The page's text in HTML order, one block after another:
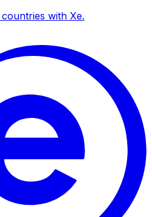
with Xe.